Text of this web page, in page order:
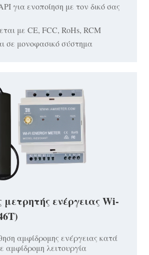
για ενοποίηση με τον δικό σας
με CE, FCC, RoHs, RCM
σε μονοφασικό σύστημα
μετρητής ενέργειας Wi-
αμφίδρομης ενέργειας κατά
αμφίδρομη λειτουργία